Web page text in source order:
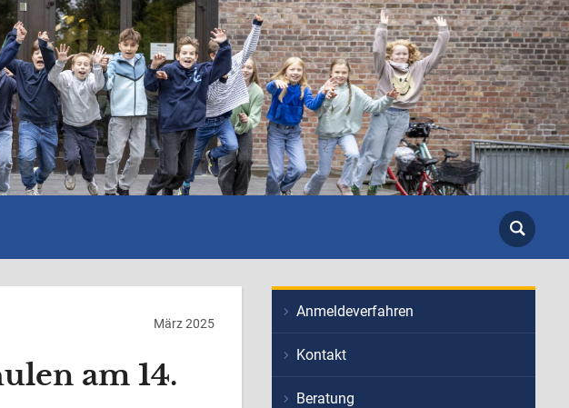
März 2025
am 14.
Anmeldeverfahren
Kontakt
Beratung